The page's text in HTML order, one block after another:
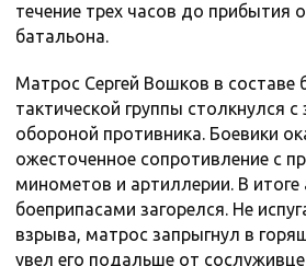
течение трех часов до прибытия
батальона.
Матрос Сергей Вошков в составе
тактической группы столкнулся
обороной противника. Боевики
ожесточенное сопротивление с
минометов и артиллерии. В
боеприпасами загорелся. Не
взрыва, матрос запрыгнул в
увел его подальше от